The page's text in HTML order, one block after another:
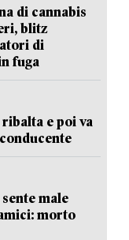
di cannabis
blitz
di
fuga
ribalta e poi va
male
morto